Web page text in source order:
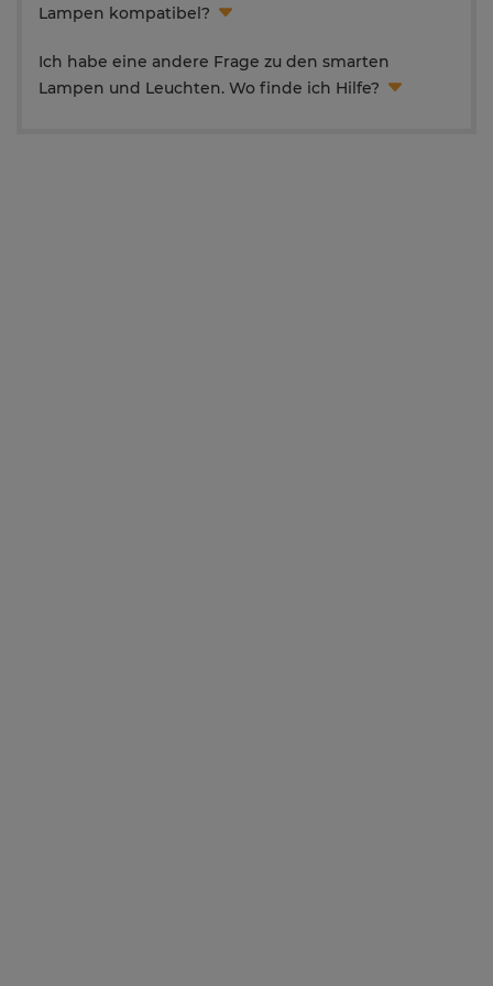
Lampen kompatibel?
Ich habe eine andere Frage zu den smarten
Lampen und Leuchten. Wo finde ich Hilfe?